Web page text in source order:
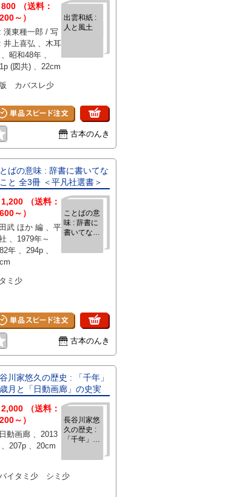
出雲和紙 :
人と風土
800
（送料：
～）
漢東種一郎 / 写
上喜弘 、木耳
131p (図共) 、22cm
カバスレ少
古本のんき
ばの意味 : 辞書に書いてな
と 全3冊 ＜平凡社選書＞
ことばの意
味 : 辞書に
書いてない
＜平凡社選
1,200
（送料：
～）
武 ほか 編 、平
年～
、294p 、
ミ少
古本のんき
川家悠久の歴史 : 「千年」
月と「日動画廊」の史実
長谷川家悠
久の歴史 :
「千年」の
動画廊」の
2,000
（送料：
～）
動画廊 、2013
年 、207p 、20cm
イタミ少 シミ少